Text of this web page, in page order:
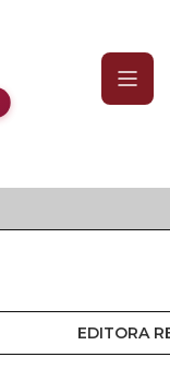
EDITORA